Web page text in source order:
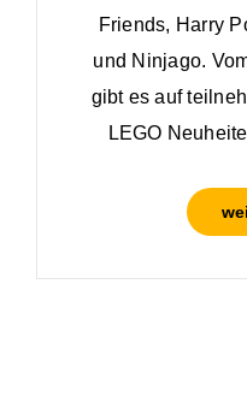
Friends, Harry
und Ninjago.
gibt es auf
LEGO